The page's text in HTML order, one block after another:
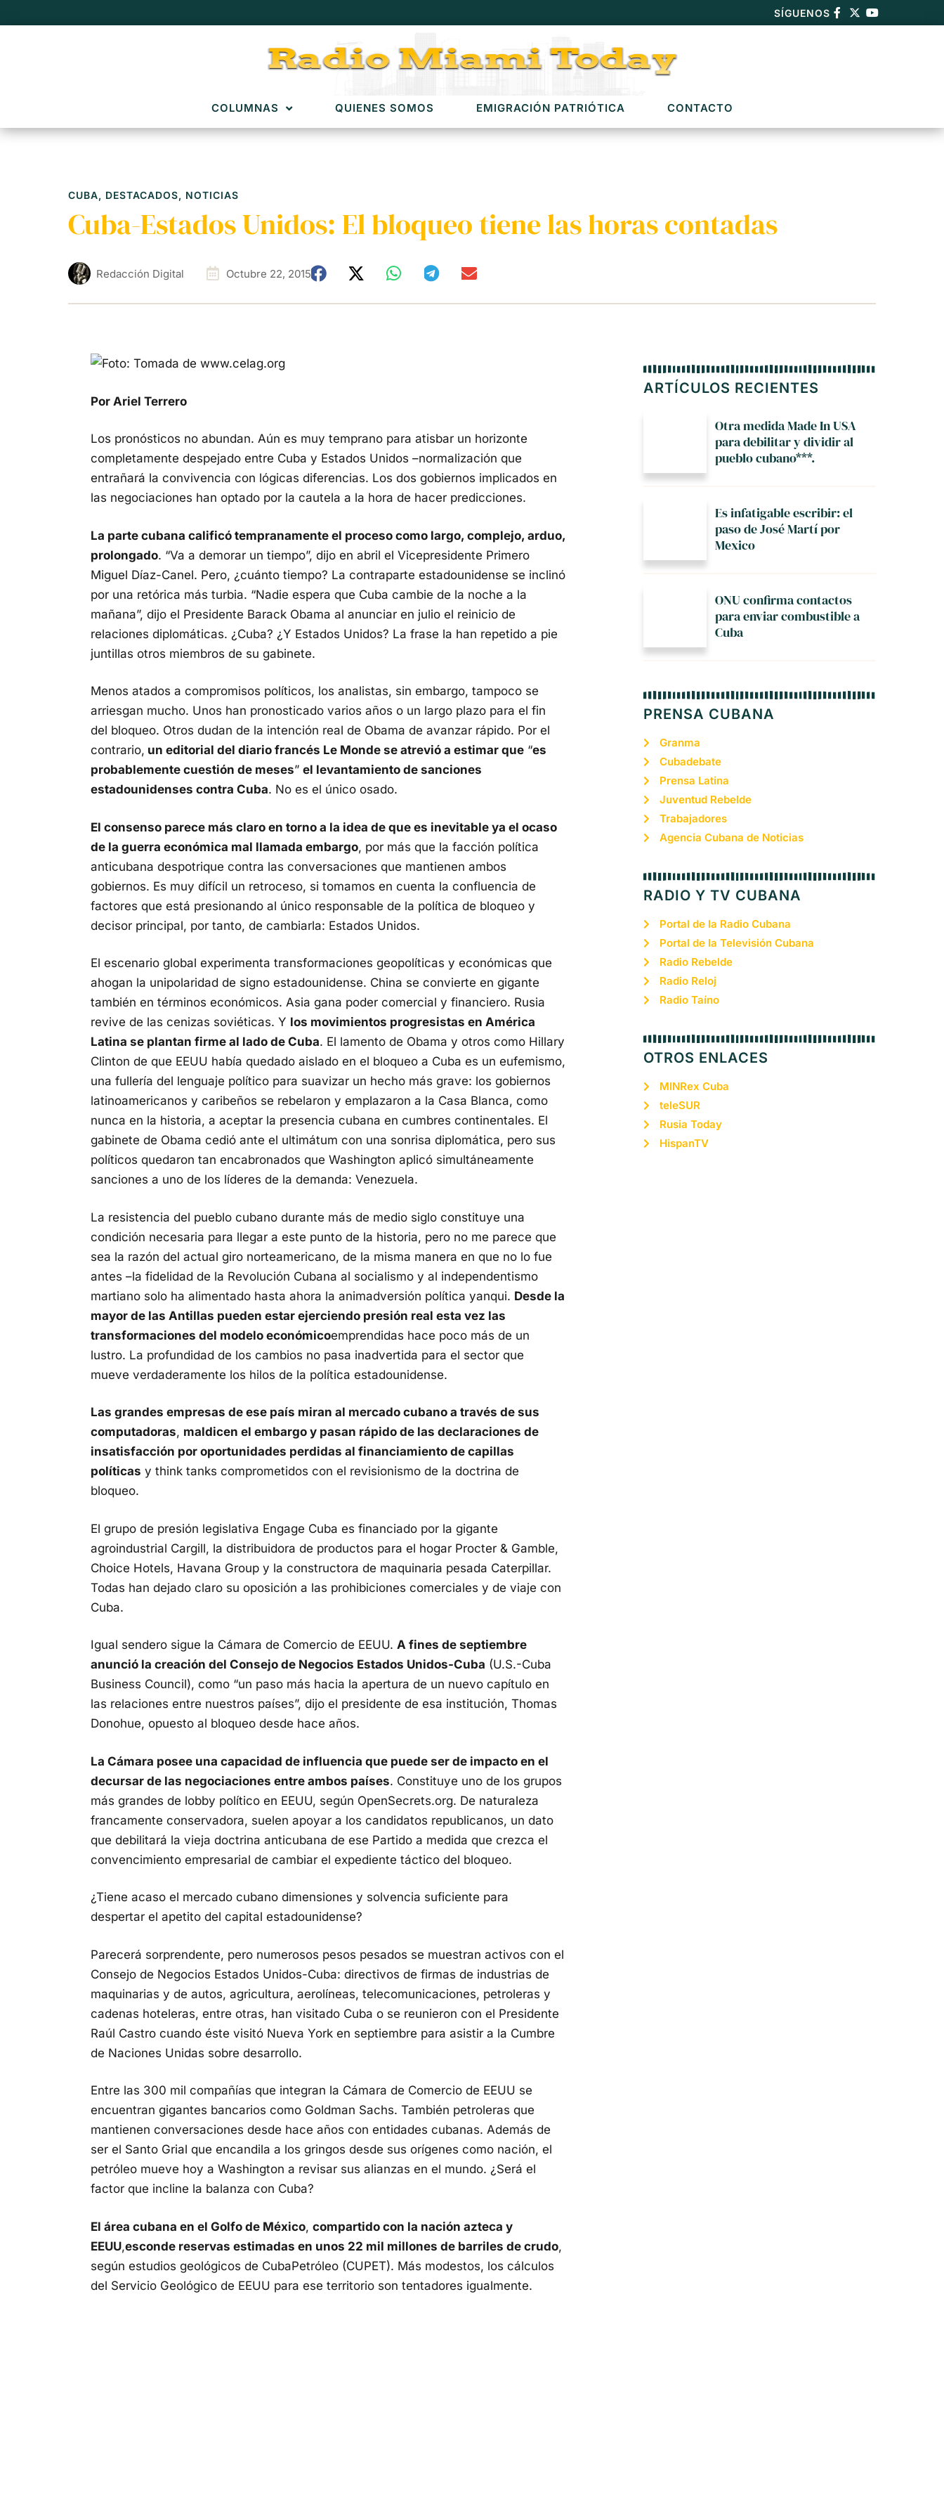
SÍGUENOS
COLUMNAS QUIENES SOMOS EMIGRACIÓN PATRIÓTICA CONTACTO
CUBA, DESTACADOS, NOTICIAS
Cuba-Estados Unidos: El bloqueo tiene las horas contadas
Redacción Digital Octubre 22, 2015
Por Ariel Terrero
Los pronósticos no abundan. Aún es muy temprano para atisbar un horizonte
completamente despejado entre Cuba y Estados Unidos –normalización que
entrañará la convivencia con lógicas diferencias. Los dos gobiernos implicados en
las negociaciones han optado por la cautela a la hora de hacer predicciones.
La parte cubana calificó tempranamente el proceso como largo, complejo, arduo,
prolongado. “Va a demorar un tiempo”, dijo en abril el Vicepresidente Primero
Miguel Díaz-Canel. Pero, ¿cuánto tiempo? La contraparte estadounidense se inclinó
por una retórica más turbia. “Nadie espera que Cuba cambie de la noche a la
mañana”, dijo el Presidente Barack Obama al anunciar en julio el reinicio de
relaciones diplomáticas. ¿Cuba? ¿Y Estados Unidos? La frase la han repetido a pie
juntillas otros miembros de su gabinete.
Menos atados a compromisos políticos, los analistas, sin embargo, tampoco se
arriesgan mucho. Unos han pronosticado varios años o un largo plazo para el fin
del bloqueo. Otros dudan de la intención real de Obama de avanzar rápido. Por el
contrario, un editorial del diario francés Le Monde se atrevió a estimar que “es
probablemente cuestión de meses” el levantamiento de sanciones
estadounidenses contra Cuba. No es el único osado.
El consenso parece más claro en torno a la idea de que es inevitable ya el ocaso
de la guerra económica mal llamada embargo, por más que la facción política
anticubana despotrique contra las conversaciones que mantienen ambos
gobiernos. Es muy difícil un retroceso, si tomamos en cuenta la confluencia de
factores que está presionando al único responsable de la política de bloqueo y
decisor principal, por tanto, de cambiarla: Estados Unidos.
El escenario global experimenta transformaciones geopolíticas y económicas que
ahogan la unipolaridad de signo estadounidense. China se convierte en gigante
también en términos económicos. Asia gana poder comercial y financiero. Rusia
revive de las cenizas soviéticas. Y los movimientos progresistas en América
Latina se plantan firme al lado de Cuba. El lamento de Obama y otros como Hillary
Clinton de que EEUU había quedado aislado en el bloqueo a Cuba es un eufemismo,
una fullería del lenguaje político para suavizar un hecho más grave: los gobiernos
latinoamericanos y caribeños se rebelaron y emplazaron a la Casa Blanca, como
nunca en la historia, a aceptar la presencia cubana en cumbres continentales. El
gabinete de Obama cedió ante el ultimátum con una sonrisa diplomática, pero sus
políticos quedaron tan encabronados que Washington aplicó simultáneamente
sanciones a uno de los líderes de la demanda: Venezuela.
La resistencia del pueblo cubano durante más de medio siglo constituye una
condición necesaria para llegar a este punto de la historia, pero no me parece que
sea la razón del actual giro norteamericano, de la misma manera en que no lo fue
antes –la fidelidad de la Revolución Cubana al socialismo y al independentismo
martiano solo ha alimentado hasta ahora la animadversión política yanqui. Desde la
mayor de las Antillas pueden estar ejerciendo presión real esta vez las
transformaciones del modelo económicoemprendidas hace poco más de un
lustro. La profundidad de los cambios no pasa inadvertida para el sector que
mueve verdaderamente los hilos de la política estadounidense.
Las grandes empresas de ese país miran al mercado cubano a través de sus
computadoras, maldicen el embargo y pasan rápido de las declaraciones de
insatisfacción por oportunidades perdidas al financiamiento de capillas
políticas y think tanks comprometidos con el revisionismo de la doctrina de
bloqueo.
El grupo de presión legislativa Engage Cuba es financiado por la gigante
agroindustrial Cargill, la distribuidora de productos para el hogar Procter & Gamble,
Choice Hotels, Havana Group y la constructora de maquinaria pesada Caterpillar.
Todas han dejado claro su oposición a las prohibiciones comerciales y de viaje con
Cuba.
Igual sendero sigue la Cámara de Comercio de EEUU. A fines de septiembre
anunció la creación del Consejo de Negocios Estados Unidos-Cuba (U.S.-Cuba
Business Council), como “un paso más hacia la apertura de un nuevo capítulo en
las relaciones entre nuestros países”, dijo el presidente de esa institución, Thomas
Donohue, opuesto al bloqueo desde hace años.
La Cámara posee una capacidad de influencia que puede ser de impacto en el
decursar de las negociaciones entre ambos países. Constituye uno de los grupos
más grandes de lobby político en EEUU, según OpenSecrets.org. De naturaleza
francamente conservadora, suelen apoyar a los candidatos republicanos, un dato
que debilitará la vieja doctrina anticubana de ese Partido a medida que crezca el
convencimiento empresarial de cambiar el expediente táctico del bloqueo.
¿Tiene acaso el mercado cubano dimensiones y solvencia suficiente para
despertar el apetito del capital estadounidense?
Parecerá sorprendente, pero numerosos pesos pesados se muestran activos con el
Consejo de Negocios Estados Unidos-Cuba: directivos de firmas de industrias de
maquinarias y de autos, agricultura, aerolíneas, telecomunicaciones, petroleras y
cadenas hoteleras, entre otras, han visitado Cuba o se reunieron con el Presidente
Raúl Castro cuando éste visitó Nueva York en septiembre para asistir a la Cumbre
de Naciones Unidas sobre desarrollo.
Entre las 300 mil compañías que integran la Cámara de Comercio de EEUU se
encuentran gigantes bancarios como Goldman Sachs. También petroleras que
mantienen conversaciones desde hace años con entidades cubanas. Además de
ser el Santo Grial que encandila a los gringos desde sus orígenes como nación, el
petróleo mueve hoy a Washington a revisar sus alianzas en el mundo. ¿Será el
factor que incline la balanza con Cuba?
El área cubana en el Golfo de México, compartido con la nación azteca y
EEUU,esconde reservas estimadas en unos 22 mil millones de barriles de crudo,
según estudios geológicos de CubaPetróleo (CUPET). Más modestos, los cálculos
del Servicio Geológico de EEUU para ese territorio son tentadores igualmente.
ARTÍCULOS RECIENTES
Otra medida Made In USA
para debilitar y dividir al
pueblo cubano***.
Es infatigable escribir: el
paso de José Martí por
Mexico
ONU confirma contactos
para enviar combustible a
Cuba
PRENSA CUBANA
Granma
Cubadebate
Prensa Latina
Juventud Rebelde
Trabajadores
Agencia Cubana de Noticias
RADIO Y TV CUBANA
Portal de la Radio Cubana
Portal de la Televisión Cubana
Radio Rebelde
Radio Reloj
Radio Taíno
OTROS ENLACES
MINRex Cuba
teleSUR
Rusia Today
HispanTV